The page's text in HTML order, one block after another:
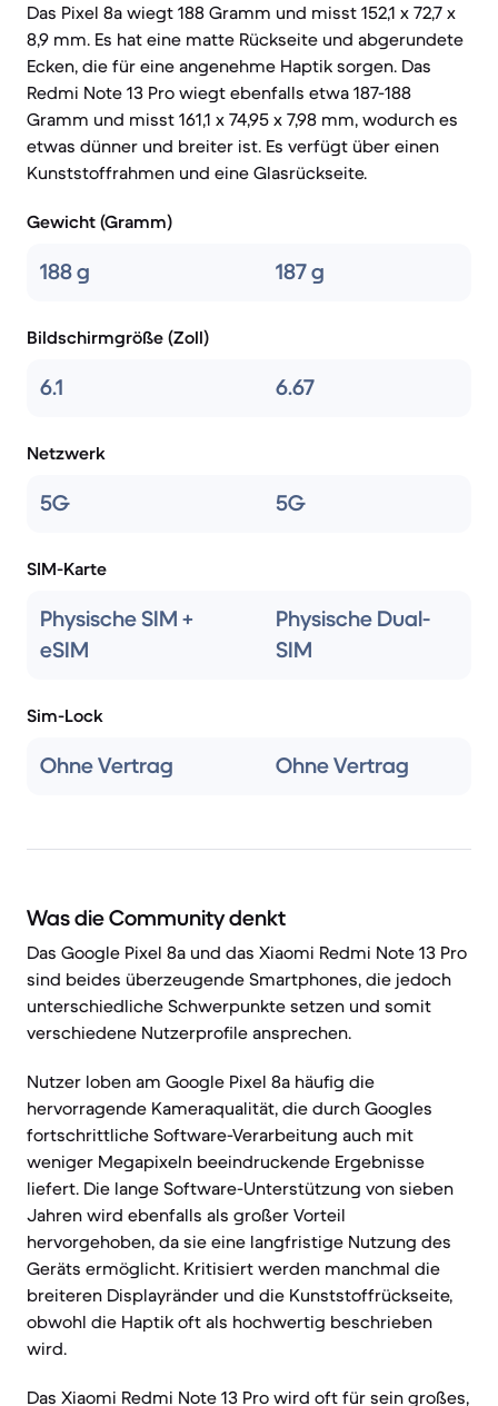
Das Pixel 8a wiegt 188 Gramm und misst 152,1 x 72,7 x
8,9 mm. Es hat eine matte Rückseite und abgerundete
Ecken, die für eine angenehme Haptik sorgen. Das
Redmi Note 13 Pro wiegt ebenfalls etwa 187-188
Gramm und misst 161,1 x 74,95 x 7,98 mm, wodurch es
etwas dünner und breiter ist. Es verfügt über einen
Kunststoffrahmen und eine Glasrückseite.
Gewicht (Gramm)
188 g 187 g
Bildschirmgröße (Zoll)
6.1 6.67
Netzwerk
5G 5G
SIM-Karte
Physische SIM +
eSIM
Physische Dual-
SIM
Sim-Lock
Ohne Vertrag Ohne Vertrag
Was die Community denkt
Das Google Pixel 8a und das Xiaomi Redmi Note 13 Pro
sind beides überzeugende Smartphones, die jedoch
unterschiedliche Schwerpunkte setzen und somit
verschiedene Nutzerprofile ansprechen.
Nutzer loben am Google Pixel 8a häufig die
hervorragende Kameraqualität, die durch Googles
fortschrittliche Software-Verarbeitung auch mit
weniger Megapixeln beeindruckende Ergebnisse
liefert. Die lange Software-Unterstützung von sieben
Jahren wird ebenfalls als großer Vorteil
hervorgehoben, da sie eine langfristige Nutzung des
Geräts ermöglicht. Kritisiert werden manchmal die
breiteren Displayränder und die Kunststoffrückseite,
obwohl die Haptik oft als hochwertig beschrieben
wird.
Das Xiaomi Redmi Note 13 Pro wird oft für sein großes,